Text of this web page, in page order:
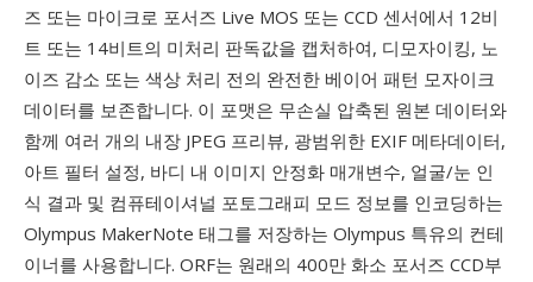
즈 또는 마이크로 포서즈 Live MOS 또는 CCD 센서에서 12비
트 또는 14비트의 미처리 판독값을 캡처하여, 디모자이킹, 노
이즈 감소 또는 색상 처리 전의 완전한 베이어 패턴 모자이크
데이터를 보존합니다. 이 포맷은 무손실 압축된 원본 데이터와
함께 여러 개의 내장 JPEG 프리뷰, 광범위한 EXIF 메타데이터,
아트 필터 설정, 바디 내 이미지 안정화 매개변수, 얼굴/눈 인
식 결과 및 컴퓨테이셔널 포토그래피 모드 정보를 인코딩하는
Olympus MakerNote 태그를 저장하는 Olympus 특유의 컨테
이너를 사용합니다. ORF는 원래의 400만 화소 포서즈 CCD부